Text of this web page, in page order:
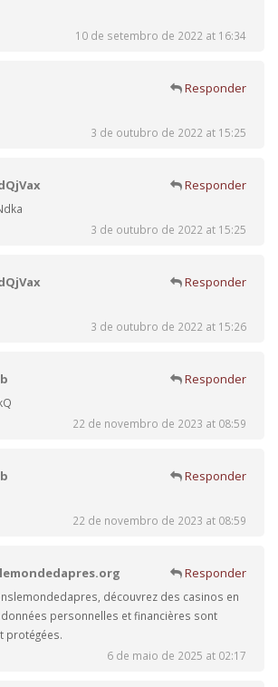
10 de setembro de 2022 at 16:34
Responder
3 de outubro de 2022 at 15:25
Responder
3 de outubro de 2022 at 15:25
Responder
3 de outubro de 2022 at 15:26
Responder
22 de novembro de 2023 at 08:59
Responder
22 de novembro de 2023 at 08:59
Responder
découvrez des casinos en
personnelles et financières sont
protégées.
6 de maio de 2025 at 02:17